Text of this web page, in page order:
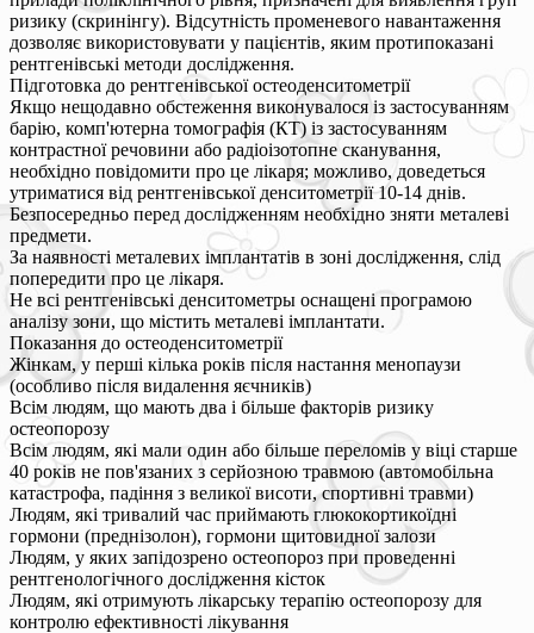
ризику (скринінгу). Відсутність променевого навантаження
дозволяє використовувати у пацієнтів, яким протипоказані
рентгенівські методи дослідження.
Підготовка до рентгенівської остеоденситометрії
Якщо нещодавно обстеження виконувалося із застосуванням
барію, комп'ютерна томографія (КТ) із застосуванням
контрастної речовини або радіоізотопне сканування,
необхідно повідомити про це лікаря; можливо, доведеться
утриматися від рентгенівської денситометрії 10-14 днів.
Безпосередньо перед дослідженням необхідно зняти металеві
предмети.
За наявності металевих імплантатів в зоні дослідження, слід
попередити про це лікаря.
Не всі рентгенівські денситометры оснащені програмою
аналізу зони, що містить металеві імплантати.
Показання до остеоденситометрії
Жінкам, у перші кілька років після настання менопаузи
(особливо після видалення яєчників)
Всім людям, що мають два і більше факторів ризику
остеопорозу
Всім людям, які мали один або більше переломів у віці старше
40 років не пов'язаних з серйозною травмою (автомобільна
катастрофа, падіння з великої висоти, спортивні травми)
Людям, які тривалий час приймають глюкокортикоїдні
гормони (преднізолон), гормони щитовидної залози
Людям, у яких запідозрено остеопороз при проведенні
рентгенологічного дослідження кісток
Людям, які отримують лікарську терапію остеопорозу для
контролю ефективності лікування